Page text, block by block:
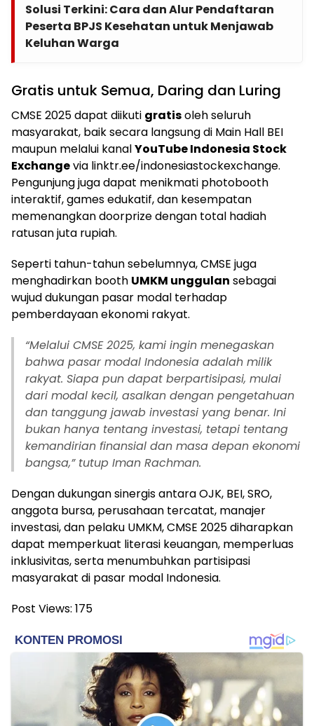
Solusi Terkini: Cara dan Alur Pendaftaran
Peserta BPJS Kesehatan untuk Menjawab
Keluhan Warga
Gratis untuk Semua, Daring dan Luring
CMSE 2025 dapat diikuti gratisoleh seluruh
masyarakat, baik secara langsung di Main Hall BEI
maupun melalui kanalYouTube Indonesia Stock
Exchangevia linktr.ee/indonesiastockexchange.
Pengunjung juga dapat menikmati photobooth
interaktif, games edukatif, dan kesempatan
memenangkan doorprize dengan total hadiah
ratusan juta rupiah.
Seperti tahun-tahun sebelumnya, CMSE juga
menghadirkan booth UMKM unggulan sebagai
wujud dukungan pasar modal terhadap
pemberdayaan ekonomi rakyat.
“Melalui CMSE 2025, kami ingin menegaskan
bahwa pasar modal Indonesia adalah milik
rakyat. Siapa pun dapat berpartisipasi, mulai
dari modal kecil, asalkan dengan pengetahuan
dan tanggung jawab investasi yang benar. Ini
bukan hanya tentang investasi, tetapi tentang
kemandirian finansial dan masa depan ekonomi
bangsa,” tutup Iman Rachman.
Dengan dukungan sinergis antara OJK, BEI, SRO,
anggota bursa, perusahaan tercatat, manajer
investasi, dan pelaku UMKM, CMSE 2025 diharapkan
dapat memperkuat literasi keuangan, memperluas
inklusivitas, serta menumbuhkan partisipasi
masyarakat di pasar modal Indonesia.
Post Views: 175